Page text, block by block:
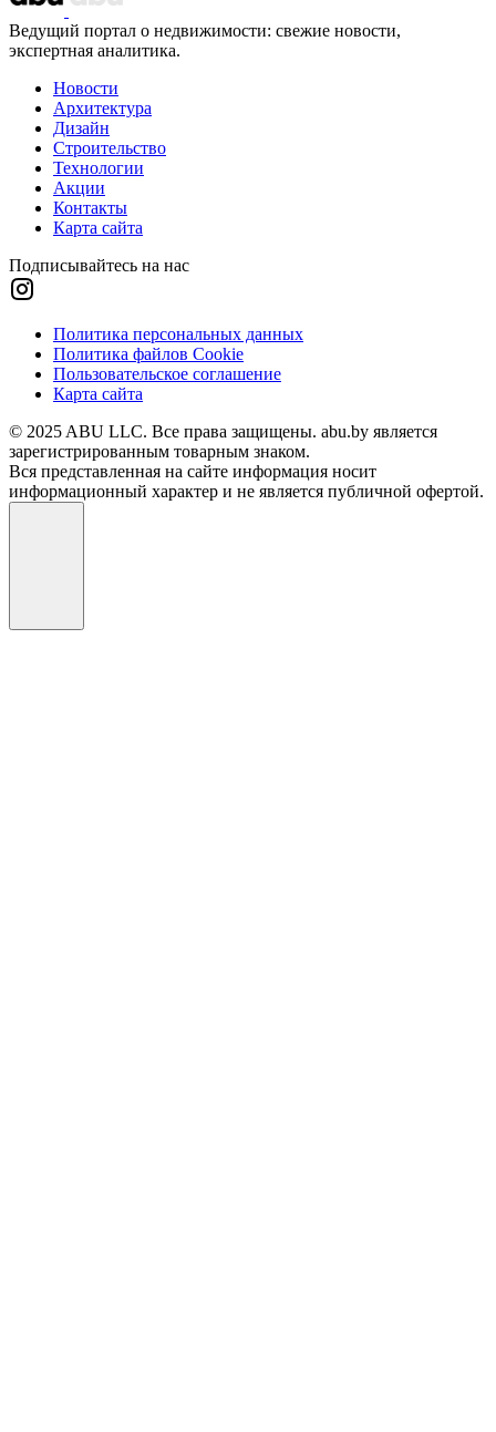
Ведущий портал о недвижимости: свежие новости,
экспертная аналитика.
Новости
Архитектура
Дизайн
Строительство
Технологии
Акции
Контакты
Карта сайта
Подписывайтесь на нас
Политика персональных данных
Политика файлов Cookie
Пользовательское соглашение
Карта сайта
© 2025 ABU LLC. Все права защищены. abu.by является
зарегистрированным товарным знаком.
Вся представленная на сайте информация носит
информационный характер и не является публичной офертой.